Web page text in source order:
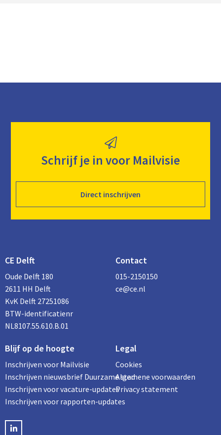
Schrijf je in voor Mailvisie
Direct inschrijven
CE Delft
Oude Delft 180
2611 HH Delft
KvK Delft 27251086
BTW-identificatienr
NL8107.55.610.B.01
Contact
015-2150150
ce@ce.nl
Blijf op de hoogte
Inschrijven voor Mailvisie
Inschrijven nieuwsbrief Duurzame stad
Inschrijven voor vacature-updates
Inschrijven voor rapporten-updates
LinkedIN
Legal
Cookies
Algemene voorwaarden
Privacy statement